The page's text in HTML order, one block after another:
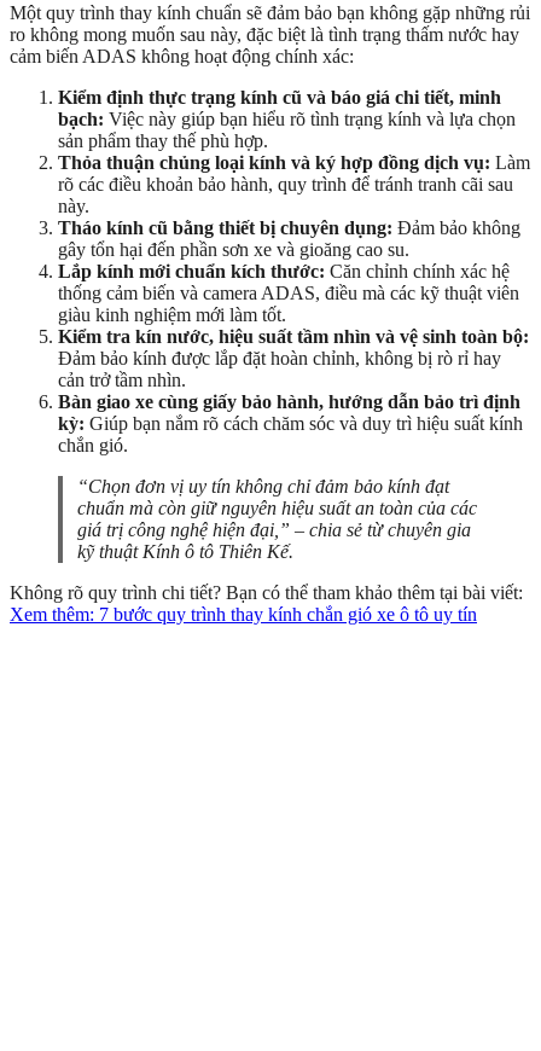
Một quy trình thay kính chuẩn sẽ đảm bảo bạn không gặp những rủi
ro không mong muốn sau này, đặc biệt là tình trạng thấm nước hay
cảm biến ADAS không hoạt động chính xác:
Kiểm định thực trạng kính cũ và báo giá chi tiết, minh
bạch: Việc này giúp bạn hiểu rõ tình trạng kính và lựa chọn
sản phẩm thay thế phù hợp.
Thỏa thuận chủng loại kính và ký hợp đồng dịch vụ: Làm
rõ các điều khoản bảo hành, quy trình để tránh tranh cãi sau
này.
Tháo kính cũ bằng thiết bị chuyên dụng: Đảm bảo không
gây tổn hại đến phần sơn xe và gioăng cao su.
Lắp kính mới chuẩn kích thước: Căn chỉnh chính xác hệ
thống cảm biến và camera ADAS, điều mà các kỹ thuật viên
giàu kinh nghiệm mới làm tốt.
Kiểm tra kín nước, hiệu suất tầm nhìn và vệ sinh toàn bộ:
Đảm bảo kính được lắp đặt hoàn chỉnh, không bị rò rỉ hay
cản trở tầm nhìn.
Bàn giao xe cùng giấy bảo hành, hướng dẫn bảo trì định
kỳ: Giúp bạn nắm rõ cách chăm sóc và duy trì hiệu suất kính
chắn gió.
“Chọn đơn vị uy tín không chỉ đảm bảo kính đạt
chuẩn mà còn giữ nguyên hiệu suất an toàn của các
giá trị công nghệ hiện đại,” – chia sẻ từ chuyên gia
kỹ thuật Kính ô tô Thiên Kế.
Không rõ quy trình chi tiết? Bạn có thể tham khảo thêm tại bài viết:
Xem thêm: 7 bước quy trình thay kính chắn gió xe ô tô uy tín